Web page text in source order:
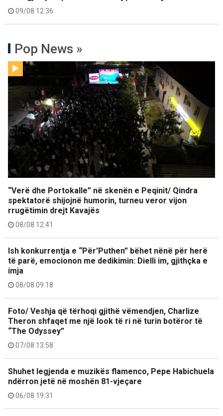
09/08 12:36
Pop News »
“Verë dhe Portokalle” në skenën e Peqinit/ Qindra
spektatorë shijojnë humorin, turneu veror vijon
rrugëtimin drejt Kavajës
08/08 12:41
Ish konkurrentja e “Për’Puthen” bëhet nënë për herë
të parë, emocionon me dedikimin: Dielli im, gjithçka e
imja
08/08 09:18
Foto/ Veshja që tërhoqi gjithë vëmendjen, Charlize
Theron shfaqet me një look të ri në turin botëror të
“The Odyssey”
07/08 13:58
Shuhet legjenda e muzikës flamenco, Pepe Habichuela
ndërron jetë në moshën 81-vjeçare
06/08 19:31